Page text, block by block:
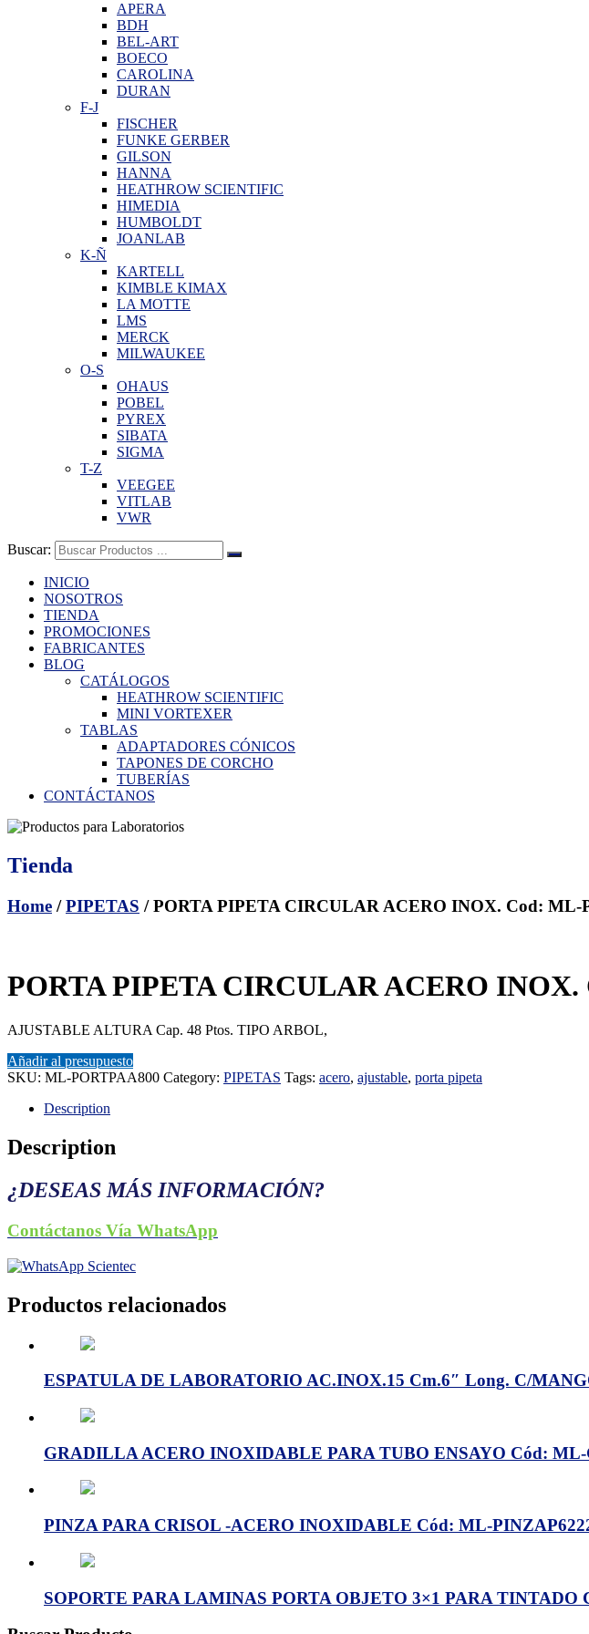
APERA
BDH
BEL-ART
BOECO
CAROLINA
DURAN
F-J
FISCHER
FUNKE GERBER
GILSON
HANNA
HEATHROW SCIENTIFIC
HIMEDIA
HUMBOLDT
JOANLAB
K-Ñ
KARTELL
KIMBLE KIMAX
LA MOTTE
LMS
MERCK
MILWAUKEE
O-S
OHAUS
POBEL
PYREX
SIBATA
SIGMA
T-Z
VEEGEE
VITLAB
VWR
Buscar:
INICIO
NOSOTROS
TIENDA
PROMOCIONES
FABRICANTES
BLOG
CATÁLOGOS
HEATHROW SCIENTIFIC
MINI VORTEXER
TABLAS
ADAPTADORES CÓNICOS
TAPONES DE CORCHO
TUBERÍAS
CONTÁCTANOS
Tienda
Home /PIPETAS / PORTA PIPETA CIRCULAR ACERO INOX. Cod: ML-
PORTA PIPETA CIRCULAR ACERO
AJUSTABLE ALTURA Cap. 48 Ptos. TIPO ARBOL,
Añadir al presupuesto
SKU: ML-PORTPAA800 Category: PIPETAS Tags: acero, ajustable, porta pipeta
Description
Description
¿DESEAS MÁS INFORMACIÓN?
Contáctanos Vía WhatsApp
Productos relacionados
ESPATULA DE LABORATORIO AC.INOX.15 Cm.6″ Long. C/
GRADILLA ACERO INOXIDABLE PARA TUBO ENSAYO Cód:
PINZA PARA CRISOL -ACERO INOXIDABLE Cód: ML-
SOPORTE PARA LAMINAS PORTA OBJETO 3×1 PARA TINTADO